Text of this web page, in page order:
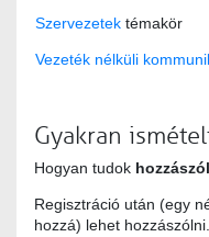
Szervezetek témakör
Vezeték nélküli
Gyakran
Hogyan tudok
Regisztráció után (egy
hozzá) lehet hozzászólni.